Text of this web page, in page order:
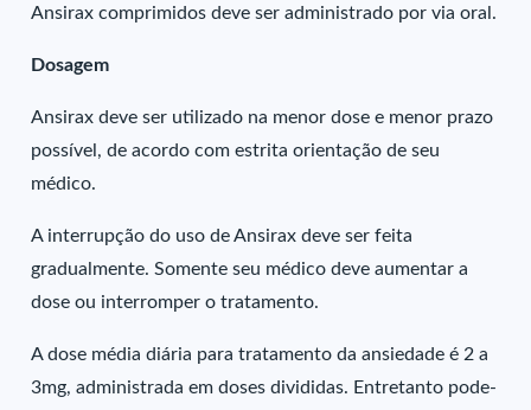
Ansirax comprimidos deve ser administrado por via oral.
Dosagem
Ansirax deve ser utilizado na menor dose e menor prazo
possível, de acordo com estrita orientação de seu
médico.
A interrupção do uso de Ansirax deve ser feita
gradualmente. Somente seu médico deve aumentar a
dose ou interromper o tratamento.
A dose média diária para tratamento da ansiedade é 2 a
3mg, administrada em doses divididas. Entretanto pode-